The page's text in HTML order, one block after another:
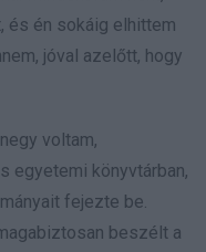
és én sokáig elhittem
jóval azelőtt, hogy
voltam,
egyetemi könyvtárban,
fejezte be.
beszélt a